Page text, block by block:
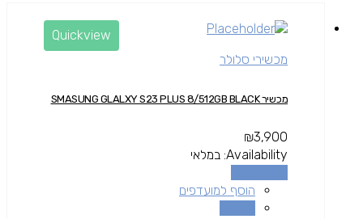
Quickview
מכשירי סלולר
מכשיר SMASUNG GLALXY S23 PLUS 8/512GB BLACK
₪3,900
Availability: במלאי
הוסף למועדפים